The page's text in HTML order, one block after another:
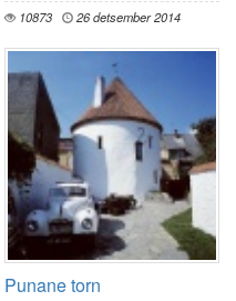
10873 26 detsember 2014
Punane torn